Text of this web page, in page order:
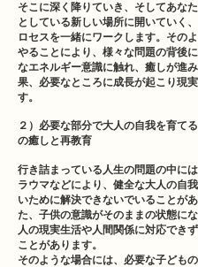
そこに深く降りていき、そしてあな
としている新しい場所に開いていく
ロセスを一緒にワークします。その
やることにより、様々な問題の背後
なエネルギー意識に触れ、癒しが進
果、必要なところに成長が起こり現
す。
２）必要な部分で大人の自我を育て
の癒しと再教育
行き詰まっている人生の問題の中に
ラウマなどにより、健全な大人の自
いために解決できないでいることが
た、子供の意識がそのままの状態に
人の現実生活や人間関係に対応でき
ことがあります。
そのような場合には、必要な子ども